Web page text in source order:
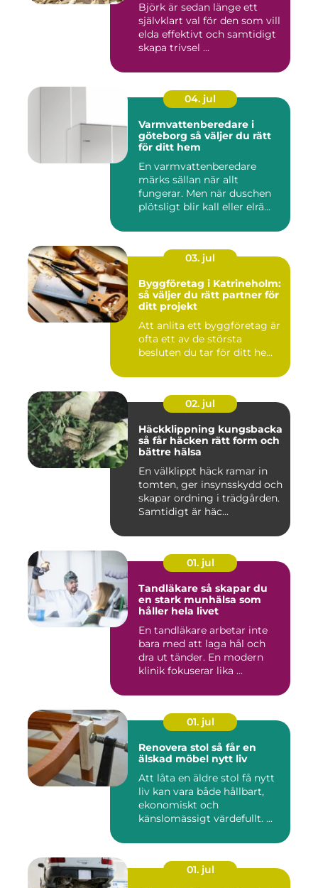
Björk är sedan länge ett
självklart val för den som vill
elda effektivt och samtidigt
skapa trivsel ...
04. jul
Varmvattenberedare i
göteborg så väljer du rätt
för ditt hem
En varmvattenberedare
märks sällan när allt
fungerar. Men när duschen
plötsligt blir kall eller elrä...
03. jul
Byggföretag i Katrineholm:
så väljer du rätt partner för
ditt projekt
Att anlita ett byggföretag är
ofta ett av de största
besluten du tar för ditt he...
02. jul
Häckklippning kungsbacka
så får häcken rätt form och
bättre hälsa
En välklippt häck ramar in
tomten, ger insynsskydd och
skapar ordning i trädgården.
Samtidigt är häc...
01. jul
Tandläkare så skapar du
en stark munhälsa som
håller hela livet
En tandläkare arbetar inte
bara med att laga hål och
dra ut tänder. En modern
klinik fokuserar lika ...
01. jul
Renovera stol så får en
älskad möbel nytt liv
Att låta en äldre stol få nytt
liv kan vara både hållbart,
ekonomiskt och
känslomässigt värdefullt. ...
01. jul